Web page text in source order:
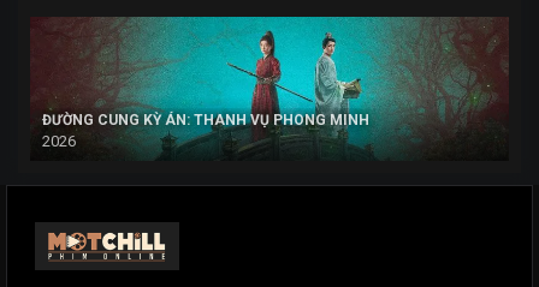
ĐƯỜNG CUNG KỲ ÁN: THANH VỤ PHONG MINH
2026